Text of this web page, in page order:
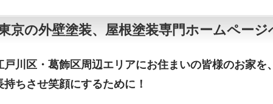
京の外壁塗装、屋根塗装専門ホームページ
戸川区・葛飾区周辺エリアにお住まいの皆様のお家を
持ちさせ笑顔にするために！